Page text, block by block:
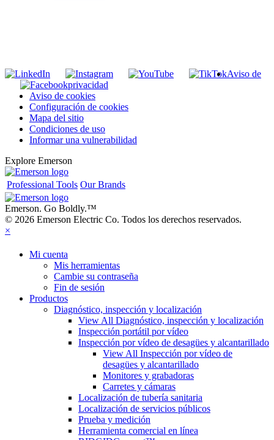
Aviso de
privacidad
Aviso de cookies
Configuración de cookies
Mapa del sitio
Condiciones de uso
Informar una vulnerabilidad
Explore Emerson
Professional Tools Our Brands
Emerson. Go Boldly.™
© 2026 Emerson Electric Co. Todos los derechos reservados.
×
Mi cuenta
Mis herramientas
Cambie su contraseña
Fin de sesión
Productos
Diagnóstico, inspección y localización
View All Diagnóstico, inspección y localización
Inspección portátil por vídeo
Inspección por vídeo de desagües y alcantarillado
View All Inspección por vídeo de
desagües y alcantarillado
Monitores y grabadoras
Carretes y cámaras
Localización de tubería sanitaria
Localización de servicios públicos
Prueba y medición
Herramienta comercial en línea